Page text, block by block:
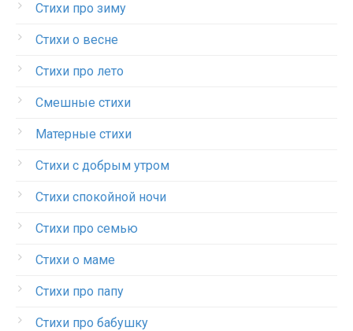
Стихи про зиму
Стихи о весне
Стихи про лето
Смешные стихи
Матерные стихи
Стихи с добрым утром
Стихи спокойной ночи
Стихи про семью
Стихи о маме
Стихи про папу
Стихи про бабушку